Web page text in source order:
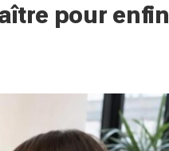
pour enfin